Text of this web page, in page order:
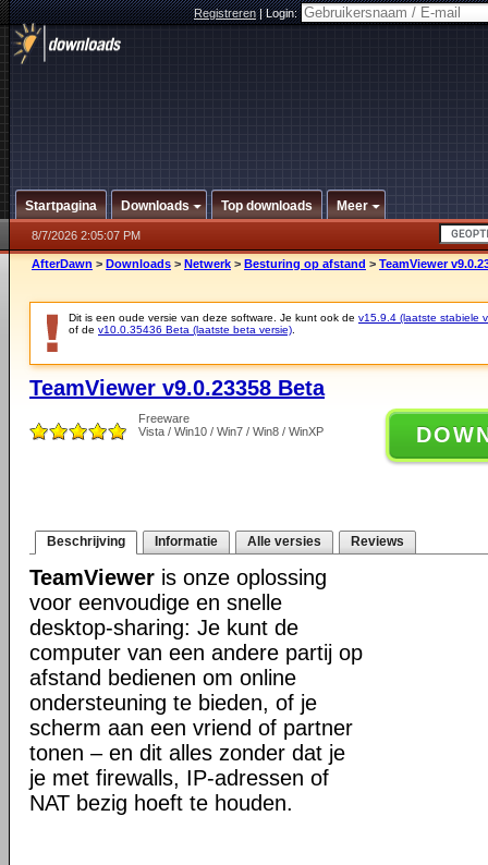
Registreren|Login:
Startpagina Downloads Top downloads Meer
8/7/2026 2:05:07 PM
AfterDawn > Downloads > Netwerk > Besturing op afstand > TeamViewer
Dit is een oude versie van deze software. Je kunt ook de v15.9.4 (laatste stabiele
of de v10.0.35436 Beta (laatste beta versie)
TeamViewer v9.0.23358 Beta
Freeware
Vista / Win10 / Win7 / Win8 / WinXP
Beschrijving Informatie Alle versies Reviews
TeamViewer is onze oplossing
voor eenvoudige en snelle
desktop-sharing: Je kunt de
computer van een andere partij op
afstand bedienen om online
ondersteuning te bieden, of je
scherm aan een vriend of partner
tonen – en dit alles zonder dat je
je met firewalls, IP-adressen of
NAT bezig hoeft te houden.